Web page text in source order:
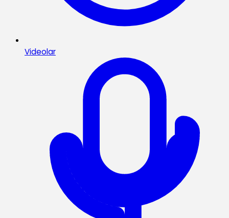
Videolar